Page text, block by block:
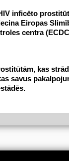
inficēto
Eiropas
centra
kas
savus